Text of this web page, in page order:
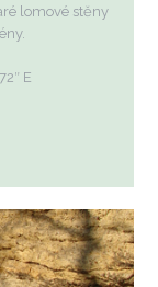
lomové stěny
E